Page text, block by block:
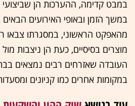
במבט קדימה, ההערכות הן שביצועי
במשך הזמן ובאופי האירועים
מהאפקט הראשוני, במסגרתו צבאו
מוצרים בסיסיים, כעת הן ניצבות
העובדה שאזרחים רבים נמצאים
במקומות אחרים כמו קניונים